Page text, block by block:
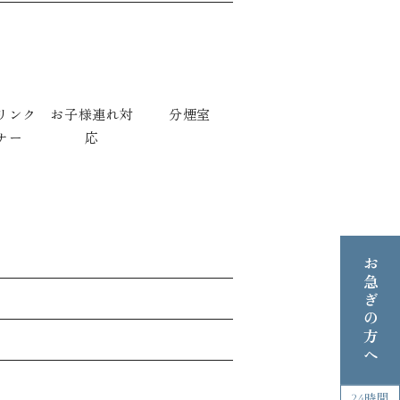
ンク
ー
お子様連れ対
応
分煙室
お急ぎの方へ